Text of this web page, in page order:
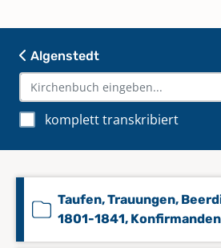
Algenstedt
komplett transkribiert
Taufen, Trauungen,
1801-1841,